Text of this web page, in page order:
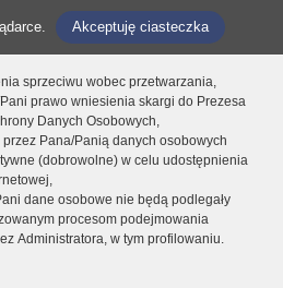
Akceptuję ciasteczka
sprzeciwu wobec przetwarzania,
prawo wniesienia skargi do Prezesa
Danych Osobowych,
Pana/Panią danych osobowych
(dobrowolne) w celu udostępnienia
dane osobowe nie będą podlegały
procesom podejmowania
Administratora, w tym profilowaniu.